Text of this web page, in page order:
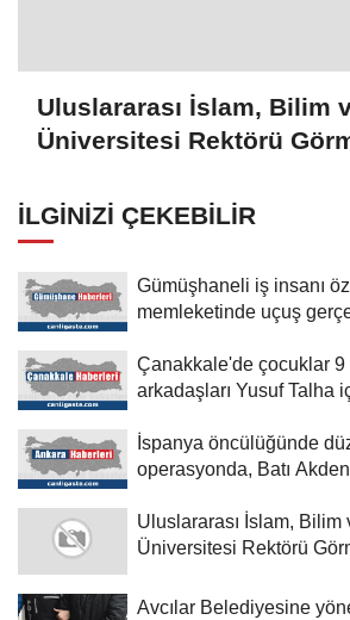
Uluslararası İslam, Bilim
Üniversitesi Rektörü
mesajı:
İLGINIZI ÇEKEBILIR
Gümüşhaneli iş insanı
memleketinde uçuş
Çanakkale'de çocuklar 9
arkadaşları Yusuf Talha
İspanya öncülüğünde
operasyonda, Batı
Uluslararası İslam, Bilim
Üniversitesi Rektörü
Avcılar Belediyesine